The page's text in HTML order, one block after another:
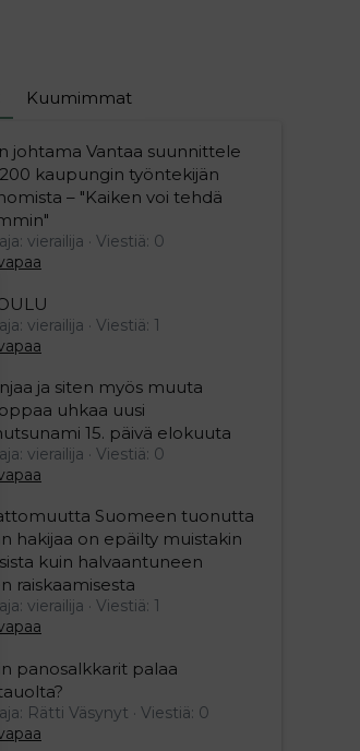
Kuumimmat
johtama Vantaa suunnittele
kaupungin työntekijän
– "Kaiken voi tehdä
vierailija
Viestiä: 0
vierailija
Viestiä: 1
ja siten myös muuta
uhkaa uusi
15. päivä elokuuta
vierailija
Viestiä: 0
Suomeen tuonutta
hakijaa on epäilty muistakin
kuin halvaantuneen
raiskaamisesta
vierailija
Viestiä: 1
panosalkkarit palaa
Rätti Väsynyt
Viestiä: 0